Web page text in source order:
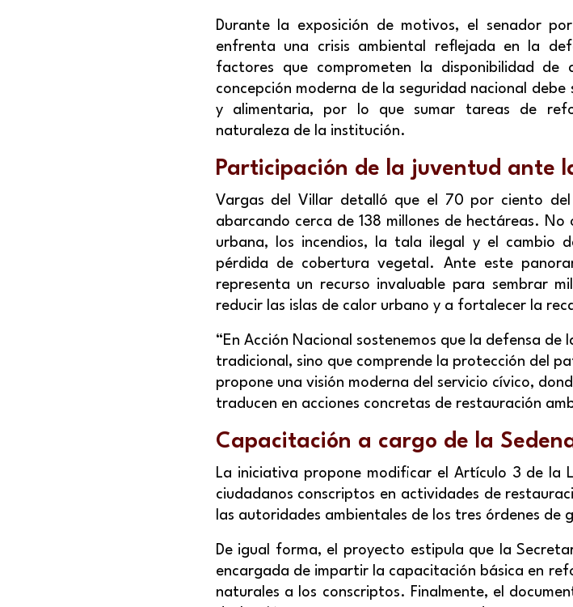
Durante la exposición de motivos, el senador
enfrenta una crisis ambiental reflejada en la
factores que comprometen la disponibilidad
concepción moderna de la seguridad nacional
y alimentaria, por lo que sumar tareas de
naturaleza de la institución.
Participación de la juventud ante
Vargas del Villar detalló que el 70 por ciento
abarcando cerca de 138 millones de hectáreas.
urbana, los incendios, la tala ilegal y el cambio
pérdida de cobertura vegetal. Ante este
representa un recurso invaluable para sembrar
reducir las islas de calor urbano y a fortalecer la
“En Acción Nacional sostenemos que la defensa
tradicional, sino que comprende la protección del
propone una visión moderna del servicio cívico,
traducen en acciones concretas de restauración
Capacitación a cargo de la
La iniciativa propone modificar el Artículo 3 de la
ciudadanos conscriptos en actividades de
las autoridades ambientales de los tres órdenes de
De igual forma, el proyecto estipula que la
encargada de impartir la capacitación básica en
naturales a los conscriptos. Finalmente, el